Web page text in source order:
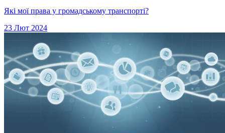
Які мої права у громадському транспорті?
23 Лют 2024